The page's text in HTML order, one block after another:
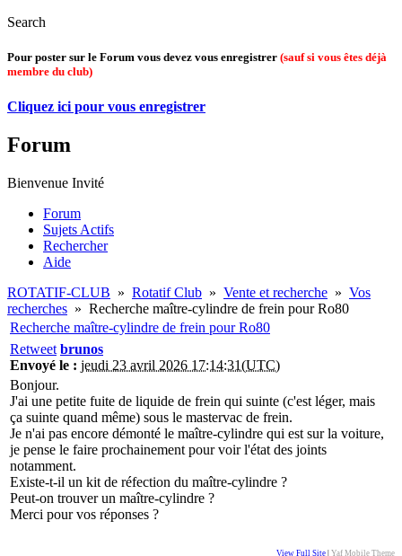
Search
Pour poster sur le Forum vous devez vous enregistrer (sauf si vous êtes déjà
membre du club)
Cliquez ici pour vous enregistrer
Forum
Bienvenue Invité
Forum
Sujets Actifs
Rechercher
Aide
ROTATIF-CLUB » Rotatif Club » Vente et recherche » Vos
recherches » Recherche maître-cylindre de frein pour Ro80
Recherche maître-cylindre de frein pour Ro80
Retweet brunos
Envoyé le : jeudi 23 avril 2026 17:14:31(UTC)
Bonjour.
J'ai une petite fuite de liquide de frein qui suinte (c'est léger, mais
ça suinte quand même) sous le mastervac de frein.
Je n'ai pas encore démonté le maître-cylindre qui est sur la voiture,
je pense le faire prochainement pour voir l'état des joints
notamment.
Existe-t-il un kit de réfection du maître-cylindre ?
Peut-on trouver un maître-cylindre ?
Merci pour vos réponses ?
View Full Site Yaf Mobile Theme